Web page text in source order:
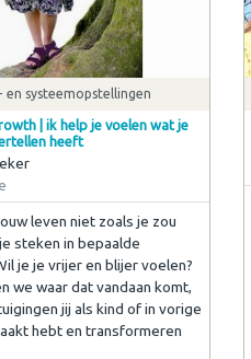
en systeemopstellingen
| ik help je voelen wat je
heeft
leven niet zoals je zou
steken in bepaalde
je je vrijer en blijer voelen?
we waar dat vandaan komt,
jij als kind of in vorige
hebt en transformeren